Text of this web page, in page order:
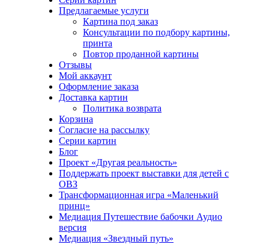
Предлагаемые услуги
Картина под заказ
Консультации по подбору картины,
принта
Повтор проданной картины
Отзывы
Мой аккаунт
Оформление заказа
Доставка картин
Политика возврата
Корзина
Согласие на рассылку
Серии картин
Блог
Проект «Другая реальность»
Поддержать проект выставки для детей с
ОВЗ
Трансформационная игра «Маленький
принц»
Медиация Путешествие бабочки Аудио
версия
Медиация «Звездный путь»